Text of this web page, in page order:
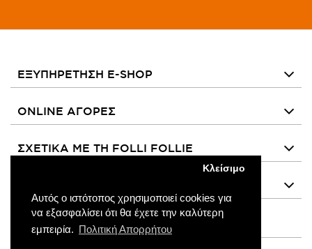
Αυτός ο ιστότοπος χρησιμοποιεί cookies για
να εξασφαλίσει ότι θα έχετε την καλύτερη
εμπειρία. Πολιτική Απορρήτου
Κλείσιμο
ΕΞΥΠΗΡΕΤΗΣΗ E-SHOP
ONLINE ΑΓΟΡΕΣ
ΣΧΕΤΙΚΑ ΜΕ ΤΗ FOLLI FOLLIE